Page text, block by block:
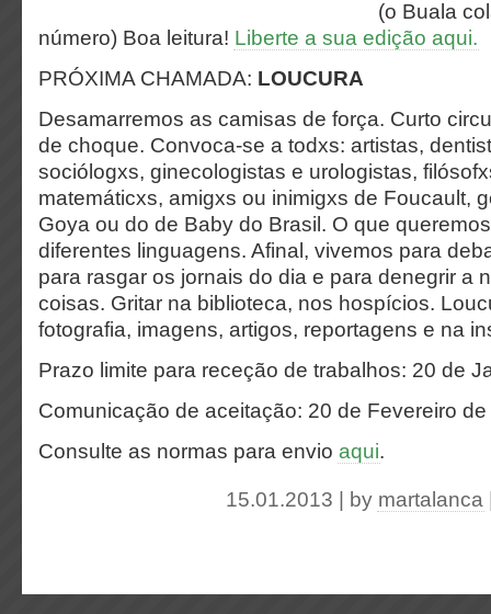
(o Buala
número) Boa leitura! Liberte a sua edição aqui.
PRÓXIMA CHAMADA: LOUCURA
Desamarremos as camisas de força. Curto
de choque. Convoca-se a todxs: artistas,
sociólogxs, ginecologistas e urologistas,
matemáticxs, amigxs ou inimigxs de Foucault,
Goya ou do de Baby do Brasil. O que
diferentes linguagens. Afinal, vivemos para
para rasgar os jornais do dia e para denegrir a
coisas. Gritar na biblioteca, nos hospícios.
fotografia, imagens, artigos, reportagens e na
Prazo limite para receção de trabalhos: 20 de
Comunicação de aceitação: 20 de Fevereiro
Consulte as normas para envio aqui.
15.01.2013 | by martalanca